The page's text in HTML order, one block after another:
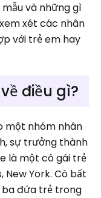
mẫu và những gì
xét các nhân
với trẻ em hay
điều gì?
một nhóm nhân
sự trưởng thành
là một cô gái trẻ
New York. Cô bất
ba đứa trẻ trong